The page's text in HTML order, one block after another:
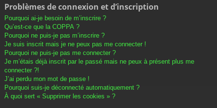
Problèmes de connexion et d’inscription
Pourquoi ai-je besoin de m’inscrire ?
Qu’est-ce que la COPPA ?
Pourquoi ne puis-je pas m’inscrire ?
Je suis inscrit mais je ne peux pas me connecter !
Pourquoi ne puis-je pas me connecter ?
Je m’étais déjà inscrit par le passé mais ne peux à présent plus me
connecter ?!
J’ai perdu mon mot de passe !
Pourquoi suis-je déconnecté automatiquement ?
À quoi sert « Supprimer les cookies » ?